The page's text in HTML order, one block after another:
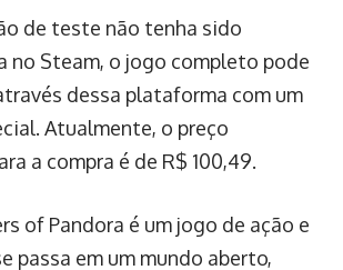
de teste não tenha sido
no Steam, o jogo completo pode
dessa plataforma com um
Atualmente, o preço
a compra é de R$ 100,49.
of Pandora é um jogo de ação e
passa em um mundo aberto,